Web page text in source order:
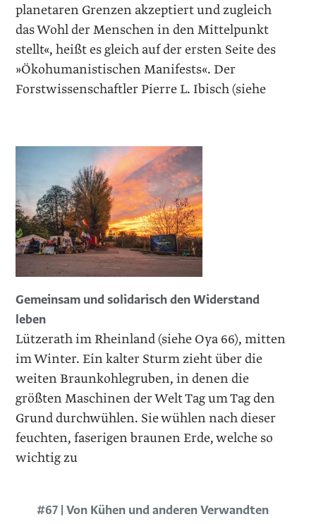
planetaren Grenzen akzeptiert und zugleich
das Wohl der Menschen in den Mittelpunkt
stellt«, heißt es gleich auf der ersten Seite des
»Ökohumanistischen Manifests«. Der
Forstwissenschaftler Pierre L. Ibisch (siehe
Gemeinsam und solidarisch den Widerstand
leben
Lützerath im Rheinland (siehe Oya 66), mitten
im Winter. Ein kalter Sturm zieht über die
weiten Braunkohlegruben, in denen die
größten Maschinen der Welt Tag um Tag den
Grund durchwühlen. Sie wühlen nach dieser
feuchten, faserigen braunen Erde, welche so
wichtig zu
#67 | Von Kühen und anderen Verwandten